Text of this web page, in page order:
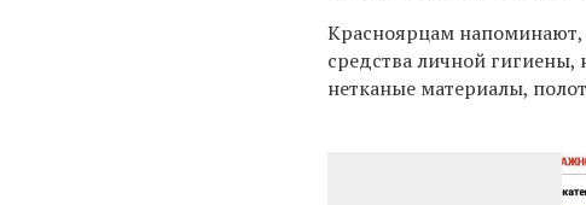
Красноярцам напоминают,
средства личной гигиены,
нетканые материалы,